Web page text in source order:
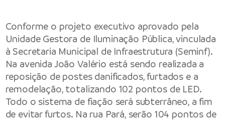
Conforme o projeto executivo aprovado pela
Unidade Gestora de Iluminação Pública, vinculada
à Secretaria Municipal de Infraestrutura (Seminf).
Na avenida João Valério está sendo realizada a
reposição de postes danificados, furtados e a
remodelação, totalizando 102 pontos de LED.
Todo o sistema de fiação será subterrâneo, a fim
de evitar furtos. Na rua Pará, serão 104 pontos de